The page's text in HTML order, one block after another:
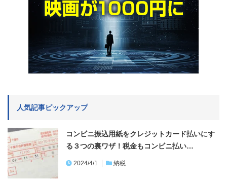
人気記事ピックアップ
コンビニ振込用紙をクレジットカード払いにす
る３つの裏ワザ！税金もコンビニ払い…
2024/4/1 納税